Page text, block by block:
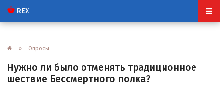
REX
» Опросы
Нужно ли было отменять традиционное
шествие Бессмертного полка?